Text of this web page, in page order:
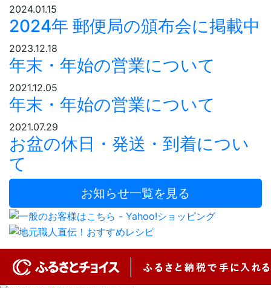
2024.01.15
2024年 郵便局の頒布会に掲載中
2023.12.18
年末・年始の営業について
2021.12.05
年末・年始の営業について
2021.07.29
お盆の休日・発送・到着につい
て
お知らせ一覧を見る